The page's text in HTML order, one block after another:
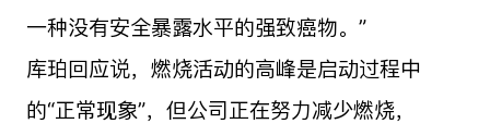
一种没有安全暴露水平的强致癌物。”
库珀回应说，燃烧活动的高峰是启动过程中
的“正常现象”，但公司正在努力减少燃烧，